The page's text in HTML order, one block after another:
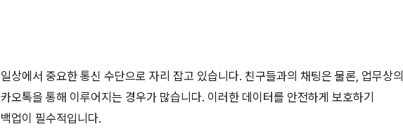
상에서 중요한 통신 수단으로 자리 잡고 있습니다. 친구들과의 채팅은 물론, 업무상의
오톡을 통해 이루어지는 경우가 많습니다. 이러한 데이터를 안전하게 보호하기
업이 필수적입니다.